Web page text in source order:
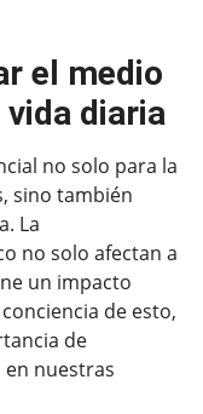
el medio
diaria
no solo para la
sino también
La
no solo afectan a
un impacto
de esto,
de
nuestras